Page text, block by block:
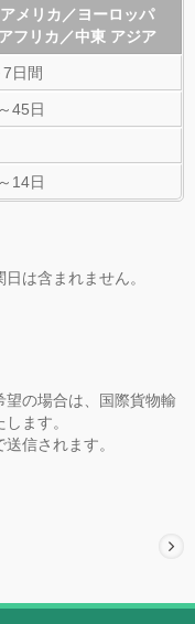
アメリカ／ヨーロッパ
アフリカ／中東 アジア
日間
45日
14日
は含まれません。
の場合は、国際貨物輸
ます。
信されます。